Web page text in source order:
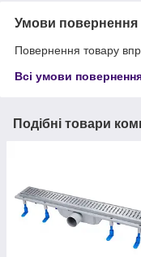
Умови повернення
Повернення товару
Всі умови
Подібні товари